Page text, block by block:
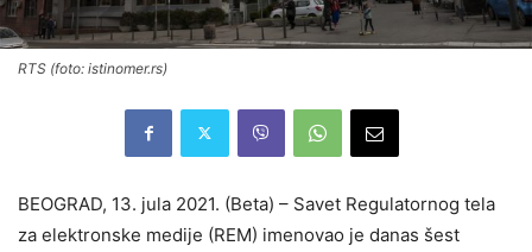
RTS (foto: istinomer.rs)
BEOGRAD, 13. jula 2021. (Beta) – Savet Regulatornog tela
za elektronske medije (REM) imenovao je danas šest